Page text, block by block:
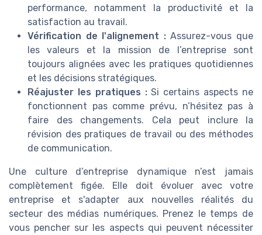
performance, notamment la productivité et la
satisfaction au travail.
Vérification de l'alignement :Assurez-vous que
les valeurs et la mission de l’entreprise sont
toujours alignées avec les pratiques quotidiennes
et les décisions stratégiques.
Réajuster les pratiques :Si certains aspects ne
fonctionnent pas comme prévu, n’hésitez pas à
faire des changements. Cela peut inclure la
révision des pratiques de travail ou des méthodes
de communication.
Une culture d’entreprise dynamique n’est jamais
complètement figée. Elle doit évoluer avec votre
entreprise et s'adapter aux nouvelles réalités du
secteur des médias numériques. Prenez le temps de
vous pencher sur les aspects qui peuvent nécessiter